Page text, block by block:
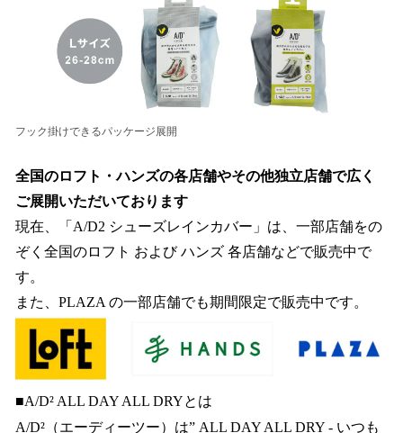
フック掛けできるパッケージ展開
全国のロフト・ハンズの各店舗やその他独立店舗で広く
ご展開いただいております
現在、「A/D2 シューズレインカバー」は、一部店舗をの
ぞく全国のロフト および ハンズ 各店舗などで販売中で
す。
また、PLAZA の一部店舗でも期間限定で販売中です。
■A/D² ALL DAY ALL DRYとは
A/D²（エーディーツー）は” ALL DAY ALL DRY - いつも